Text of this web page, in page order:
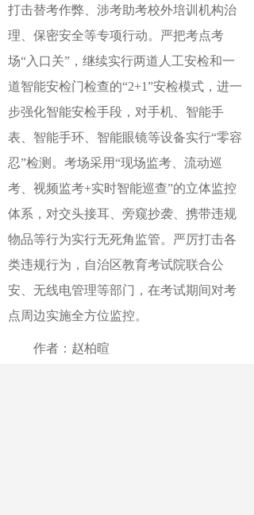
打击替考作弊、涉考助考校外培训机构治
理、保密安全等专项行动。严把考点考
场“入口关”，继续实行两道人工安检和一
道智能安检门检查的“2+1”安检模式，进一
步强化智能安检手段，对手机、智能手
表、智能手环、智能眼镜等设备实行“零容
忍”检测。考场采用“现场监考、流动巡
考、视频监考+实时智能巡查”的立体监控
体系，对交头接耳、旁窥抄袭、携带违规
物品等行为实行无死角监管。严厉打击各
类违规行为，自治区教育考试院联合公
安、无线电管理等部门，在考试期间对考
点周边实施全方位监控。
作者：赵柏暄